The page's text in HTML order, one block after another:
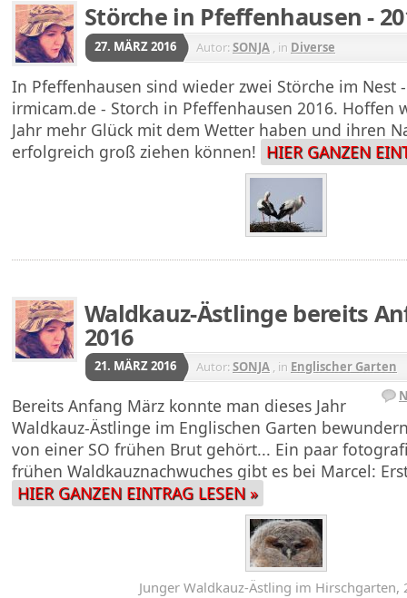
Störche in Pfeffenhausen -
27. MÄRZ 2016 Autor:SONJA , in Diverse
In Pfeffenhausen sind wieder zwei Störche im Nest
irmicam.de - Storch in Pfeffenhausen 2016. Hoffen
Jahr mehr Glück mit dem Wetter haben und ihren
erfolgreich groß ziehen können! HIER GANZEN
Waldkauz-Ästlinge bereits
2016
21. MÄRZ 2016 Autor:SONJA , in Englischer Garten
Bereits Anfang März konnte man dieses Jahr
Waldkauz-Ästlinge im Englischen Garten
von einer SO frühen Brut gehört... Ein paar
frühen Waldkauznachwuches gibt es bei Marcel:
HIER GANZEN EINTRAG LESEN »
Junger Waldkauz-Ästling im Hirschgarten,